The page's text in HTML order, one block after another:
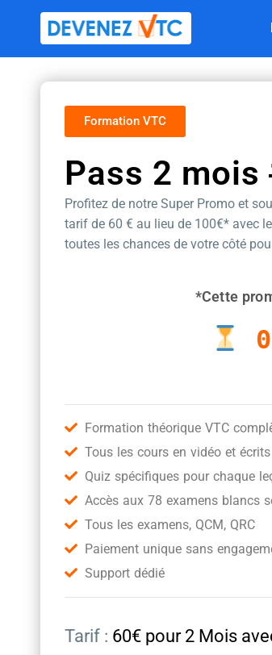
contenu
Formation VTC
Pass 2 mois
Profitez de notre Super Promo et
tarif de 60 € au lieu de 100€* avec
toutes les chances de votre côté
*Cette
Formation théorique VTC
Tous les cours en vidéo et écrits
Quiz spécifiques pour chaque
Accès aux 78 examens blancs
Tous les examens, QCM, QRC
Paiement unique sans
Support dédié
Tarif : 60€ pour 2 Mois